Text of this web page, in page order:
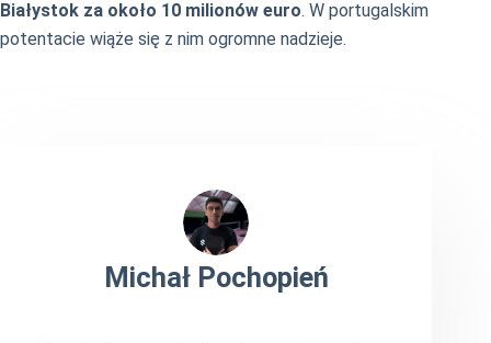
Białystok za około 10 milionów euro. W portugalskim
potentacie wiąże się z nim ogromne nadzieje.
Michał Pochopień